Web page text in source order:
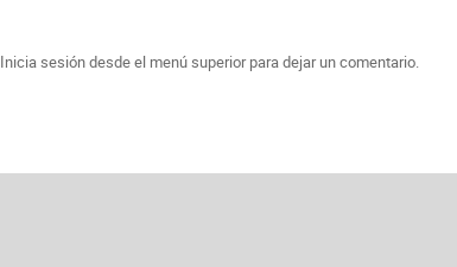
Inicia sesión desde el menú superior para dejar un comentario.